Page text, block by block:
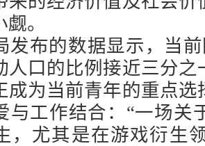
。
发布的数据显示，当
人口的比例接近三分
成为当前青年的重点
与工作结合：“一场关
，尤其是在游戏衍生